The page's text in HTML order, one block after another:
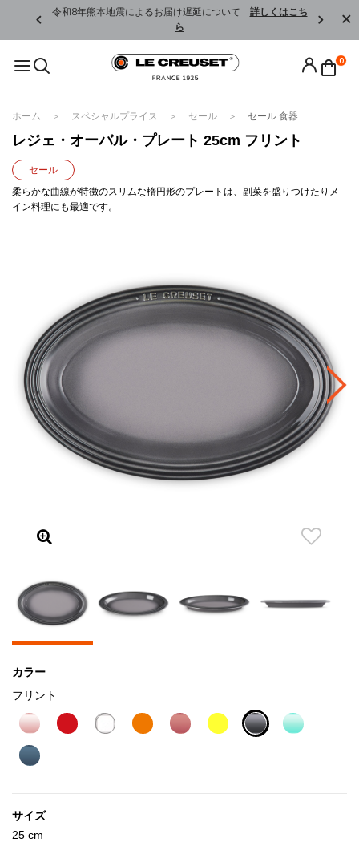
令和8年熊本地震によるお届け遅延について 詳しくはこち
ら
0
ホーム スペシャルプライス セール セール 食器
レジェ・オーバル・プレート 25cm フリント
セール
柔らかな曲線が特徴のスリムな楕円形のプレートは、副菜を盛りつけたりメ
イン料理にも最適です。
カラー
フリント
サイズ
25 cm